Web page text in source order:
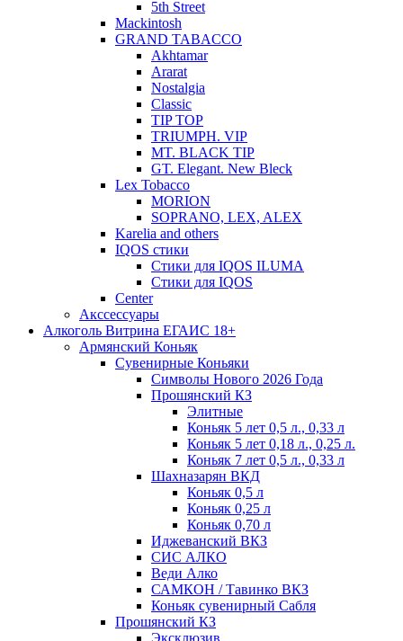
5th Street
Mackintosh
GRAND TABACCO
Akhtamar
Ararat
Nostalgia
Classic
TIP TOP
TRIUMPH. VIP
MT. BLACK TIP
GT. Elegant. New Bleck
Lex Tobacco
MORION
SOPRANO, LEX, ALEX
Karelia and others
IQOS стики
Стики для IQOS ILUMA
Стики для IQOS
Сenter
Акссессуары
Алкоголь Витрина ЕГАИС 18+
Армянский Коньяк
Сувенирные Коньяки
Символы Нового 2026 Года
Прошянский КЗ
Элитные
Коньяк 5 лет 0,5 л., 0,33 л
Коньяк 5 лет 0,18 л., 0,25 л.
Коньяк 7 лет 0,5 л., 0,33 л
Шахназарян ВКД
Коньяк 0,5 л
Коньяк 0,25 л
Коньяк 0,70 л
Иджеванский ВКЗ
СИС АЛКО
Веди Алко
САМКОН / Тавинко ВКЗ
Коньяк сувенирный Сабля
Прошянский КЗ
Эксклюзив